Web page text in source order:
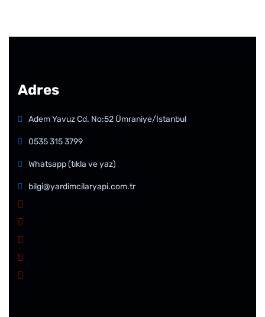
Adres
Adem Yavuz Cd. No:52 Ümraniye/İstanbul
0535 315 3799
Whatsapp (tıkla ve yaz)
bilgi@yardimcilaryapi.com.tr